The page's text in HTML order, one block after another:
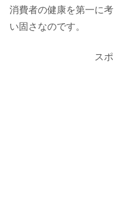
消費者の健康を第一に
い固さなのです。
ス